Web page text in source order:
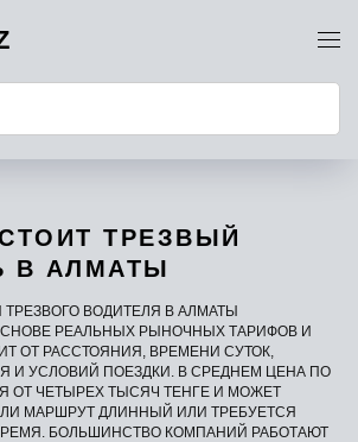
ТРЕЗВЫЙ
В АЛМАТЫ
ВОДИТЕЛЯ В АЛМАТЫ
РЕАЛЬНЫХ РЫНОЧНЫХ ТАРИФОВ И
ОТ РАССТОЯНИЯ, ВРЕМЕНИ СУТОК,
И УСЛОВИЙ ПОЕЗДКИ. В СРЕДНЕМ ЦЕНА ПО
ОТ ЧЕТЫРЕХ ТЫСЯЧ ТЕНГЕ И МОЖЕТ
МАРШРУТ ДЛИННЫЙ ИЛИ ТРЕБУЕТСЯ
БОЛЬШИНСТВО КОМПАНИЙ РАБОТАЮТ